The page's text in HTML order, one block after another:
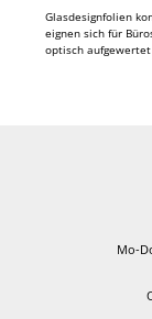
Glasdesignfolien
eignen sich für
optisch
Mo-